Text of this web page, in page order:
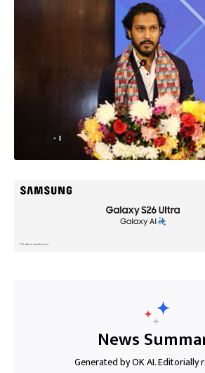
News
Generated by OK AI. Editorially